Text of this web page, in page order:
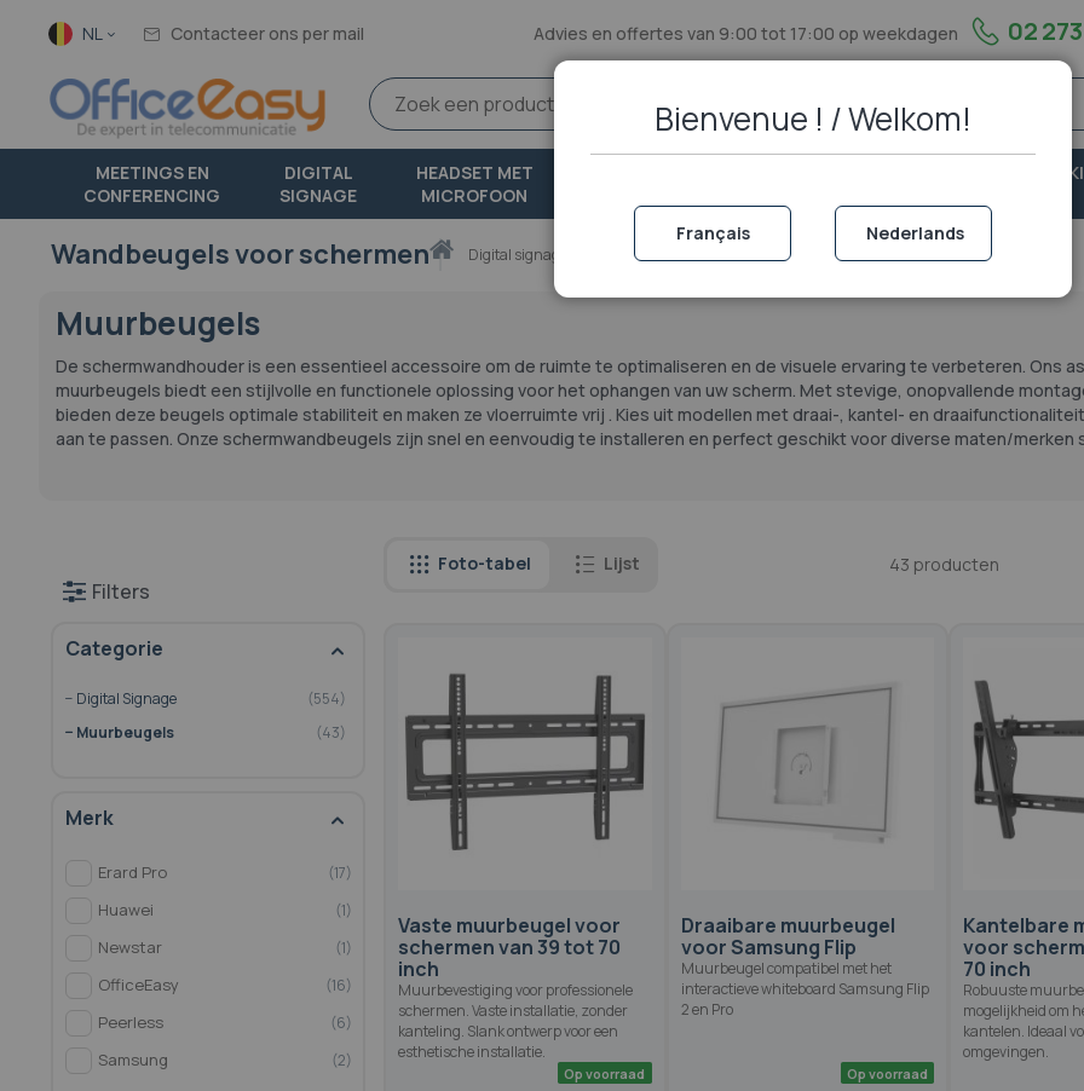
Taal NL Contacteer ons per mail Advies en offertes van 9:00 tot 17:00 op weekdagen 02
MEETINGS EN
CONFERENCING
DIGITAL
SIGNAGE
HEADSET MET
MICROFOON
PORTOFOON EN
Thuisdigital signage Muurbeugels
Wandbeugels voor schermen
Muurbeugels
De schermwandhouder is een essentieel accessoire om de ruimte te optimaliseren en de visuele ervaring te verbeteren. Ons
muurbeugels biedt een stijlvolle en functionele oplossing voor het ophangen van uw scherm. Met stevige, onopvallende
bieden deze beugels optimale stabiliteit en maken ze vloerruimte vrij . Kies uit modellen met draai-, kantel- en
aan te passen. Onze schermwandbeugels zijn snel en eenvoudig te installeren en perfect geschikt voor diverse maten/merken
Foto-tabel Lijst 43 producten
Vaste muurbeugel voor
schermen van 39 tot 70
inch
Muurbevestiging voor professionele
schermen. Vaste installatie, zonder
kanteling. Slank ontwerp voor een
esthetische installatie.
Draaibare muurbeugel
voor Samsung Flip
Muurbeugel compatibel met het
interactieve whiteboard Samsung Flip
2 en Pro
Kantelbare
voor
70 inch
Robuuste
mogelijkheid om
kantelen. Ideaal
omgevingen.
Filters
Categorie
Digital Signage
554
Muurbeugels
43
Merk
Erard Pro 17
Huawei 1
Newstar 1
OfficeEasy 16
Peerless 6
Samsung 2
Bienvenue ! / Welkom!
Français Nederlands